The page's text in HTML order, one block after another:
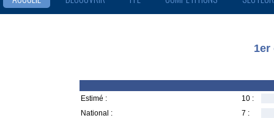
1er
Estimé :
10 :
National :
7 :